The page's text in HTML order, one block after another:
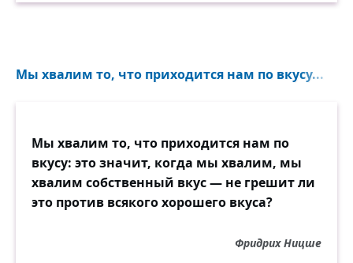
Мы хвалим то, что приходится нам по вкусу...
Мы хвалим то, что приходится нам по
вкусу: это значит, когда мы хвалим, мы
хвалим собственный вкус — не грешит ли
это против всякого хорошего вкуса?
Фридрих Ницше